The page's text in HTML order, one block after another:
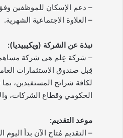
– دعم الإسكان للموظفين
– العلاوة الاجتماعية الشهرية.
نبذة عن الشركة (ويكيبيديا):
– شركة عِلم هي شركة
قِبل صندوق الاستثمارات
لكافة شرائح المستفيدين،
الحكومي وقطاع الشركات،
موعد التقديم:
– التقديم مُتاح الآن بدأ اليوم